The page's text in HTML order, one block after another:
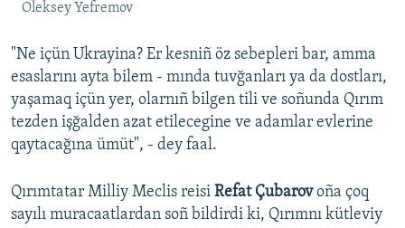
Oleksey Yefremov
"Ne içün Ukrayina? Er kesniñ öz sebepleri bar, amma
esaslarını ayta bilem - mında tuvğanları ya da dostları,
yaşamaq içün yer, olarnıñ bilgen tili ve soñunda Qırım
tezden işğalden azat etilecegine ve adamlar evlerine
qaytacağına ümüt", - dey faal.
Qırımtatar Milliy Meclis reisi Refat Çubarovoña çoq
sayılı muracaatlardan soñ bildirdi ki, Qırımnı kütleviy